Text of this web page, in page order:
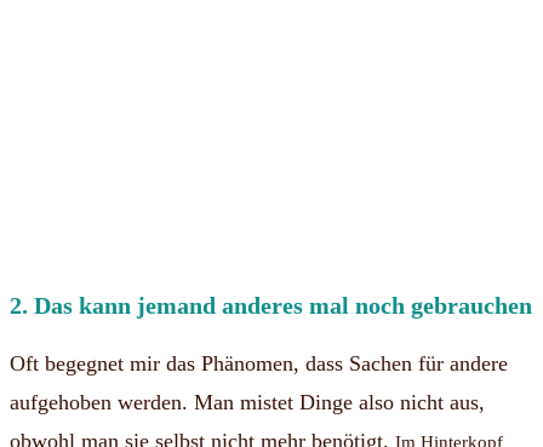
2. Das kann jemand anderes mal noch gebrauchen
Oft begegnet mir das Phänomen, dass Sachen für andere
aufgehoben werden. Man mistet Dinge also nicht aus,
obwohl man sie selbst nicht mehr benötigt. Im Hinterkopf